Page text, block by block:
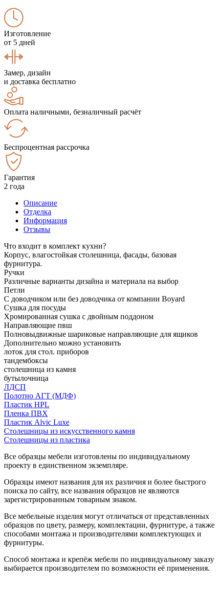
Изготовление
от 5 дней
Замер, дизайн
и доставка бесплатно
Оплата наличными, безналичный расчёт
Беспроцентная рассрочка
Гарантия
2 года
Описание
Отделка
Информация
Отзывы
Что входит в комплект кухни?
Корпус, влагостойкая столешница, фасады, базовая
фурнитура.
Ручки
Различные варианты дизайна и материала на выбор
Петли
С доводчиком или без доводчика от компании Boyard
Сушка для посуды
Хромированная сушка с двойным поддоном
Направляющие пвш
Полновыдвижные шариковые направляющие для ящиков
Дополнительно можно установить
лоток для стол. приборов
тандембоксы
столешница из камня
бутылочница
ЛДСП
Полотно АГТ (МДФ)
Пластик HPL
Пленка ПВХ
Пластик Alvic Luxe
Столешницы из искусственного камня
Столешницы из пластика
Все образцы мебели изготовлены по индивидуальному
проекту в единственном экземпляре.
Образцы имеют названия для их различия и более быстрого
поиска по сайту, все названия образцов не являются
зарегистрированным товарным знаком.
Все мебельные изделия могут отличаться от представленных
образцов по цвету, размеру, комплектации, фурнитуре, а также
способами монтажа и производителями комплектующих и
фурнитуры.
Способ монтажа и крепёж мебели по индивидуальному заказу
выбирается производителем по возможности её применения.